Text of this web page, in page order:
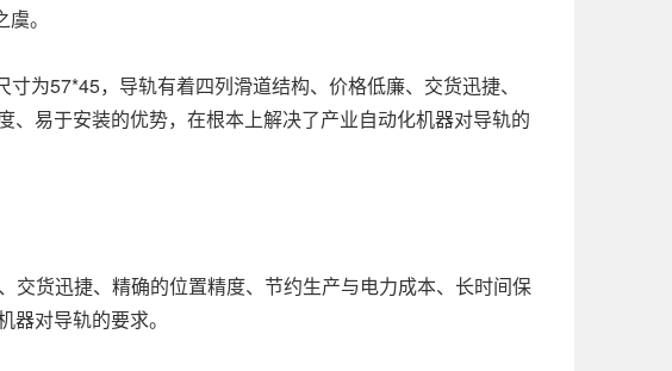
。
为57*45，导轨有着四列滑道结构、价格低廉、交货迅捷、
易于安装的优势，在根本上解决了产业自动化机器对导轨的
货迅捷、精确的位置精度、节约生产与电力成本、长时间保
对导轨的要求。